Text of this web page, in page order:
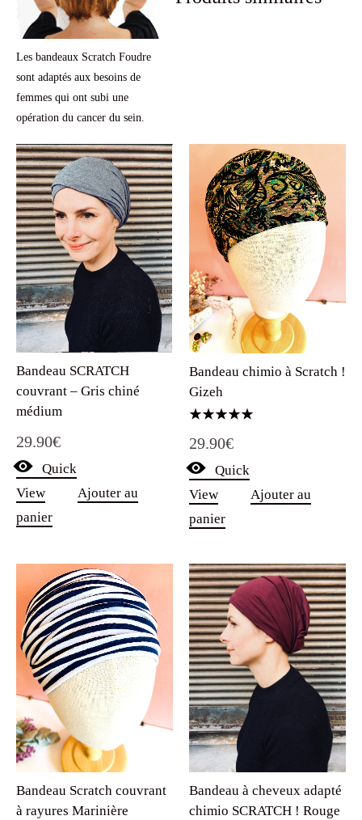
Les bandeaux Scratch Foudre
sont adaptés aux besoins de
femmes qui ont subi une
opération du cancer du sein.
Bandeau SCRATCH
couvrant – Gris chiné
médium
29.90€
Quick
View
Ajouter au
panier
Bandeau chimio à Scratch !
Gizeh
5.00
sur 5
29.90€
Quick
View
Ajouter au
panier
Bandeau Scratch couvrant
à rayures Marinière
Bandeau à cheveux adapté
chimio SCRATCH ! Rouge